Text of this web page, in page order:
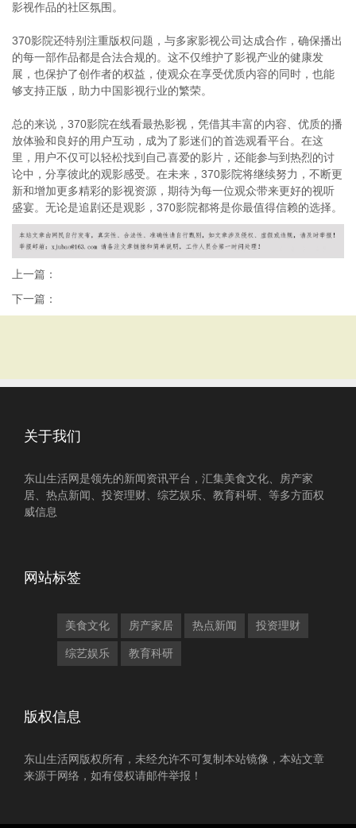
影视作品的社区氛围。
370影院还特别注重版权问题，与多家影视公司达成合作，确保播出
的每一部作品都是合法合规的。这不仅维护了影视产业的健康发
展，也保护了创作者的权益，使观众在享受优质内容的同时，也能
够支持正版，助力中国影视行业的繁荣。
总的来说，370影院在线看最热影视，凭借其丰富的内容、优质的播
放体验和良好的用户互动，成为了影迷们的首选观看平台。在这
里，用户不仅可以轻松找到自己喜爱的影片，还能参与到热烈的讨
论中，分享彼此的观影感受。在未来，370影院将继续努力，不断更
新和增加更多精彩的影视资源，期待为每一位观众带来更好的视听
盛宴。无论是追剧还是观影，370影院都将是你最值得信赖的选择。
上一篇：
下一篇：
关于我们
东山生活网是领先的新闻资讯平台，汇集美食文化、房产家
居、热点新闻、投资理财、综艺娱乐、教育科研、等多方面权
威信息
网站标签
美食文化 房产家居 热点新闻 投资理财
综艺娱乐 教育科研
版权信息
东山生活网版权所有，未经允许不可复制本站镜像，本站文章
来源于网络，如有侵权请邮件举报！